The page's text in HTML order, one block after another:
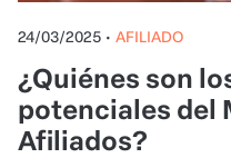
24/03/2025 • AFILIADO
¿Quiénes son
potenciales del
Afiliados?